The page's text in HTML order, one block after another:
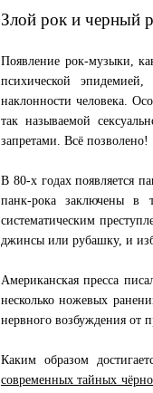
Злой рок и черный
Появление рок-музыки,
психической
наклонности человека.
так называемой
запретами. Всё позволено!
В 80-х годах появляется
панк-рока заключены в
систематическим
джинсы или рубашку, и
Американская пресса
несколько ножевых
нервного возбуждения от
Каким образом
современных тайных